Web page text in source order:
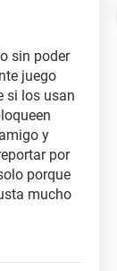
sin poder
juego
si los usan
y
por
porque
mucho